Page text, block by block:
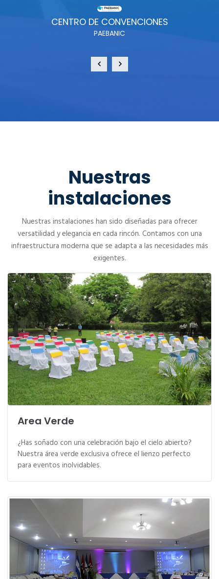
CENTRO DE CONVENCIONES
PAEBANIC
Nuestras
instalaciones
Nuestras instalaciones han sido diseñadas para ofrecer
versatilidad y elegancia en cada rincón. Contamos con una
infraestructura moderna que se adapta a las necesidades más
exigentes.
Area Verde
¿Has soñado con una celebración bajo el cielo abierto?
Nuestra área verde exclusiva ofrece el lienzo perfecto
para eventos inolvidables.